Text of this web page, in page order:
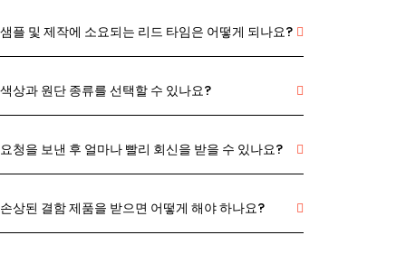
샘플 및 제작에 소요되는 리드 타임은 어떻게 되나요?
색상과 원단 종류를 선택할 수 있나요?
요청을 보낸 후 얼마나 빨리 회신을 받을 수 있나요?
손상된 결함 제품을 받으면 어떻게 해야 하나요?